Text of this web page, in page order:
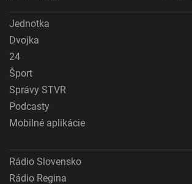
Jednotka
Dvojka
24
Šport
Správy STVR
Podcasty
Mobilné aplikácie
Rádio Slovensko
Rádio Regina